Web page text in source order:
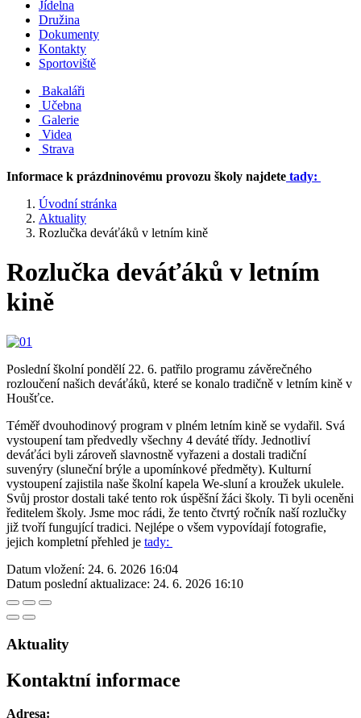
Jídelna
Družina
Dokumenty
Kontakty
Sportoviště
Bakaláři
Učebna
Galerie
Videa
Strava
Informace k prázdninovému provozu školy najdete tady:
Úvodní stránka
Aktuality
Rozlučka deváťáků v letním kině
Rozlučka deváťáků v letním
kině
Poslední školní pondělí 22. 6. patřilo programu závěrečného
rozloučení našich deváťáků, které se konalo tradičně v letním kině v
Houšťce.
Téměř dvouhodinový program v plném letním kině se vydařil. Svá
vystoupení tam předvedly všechny 4 deváté třídy. Jednotliví
deváťáci byli zároveň slavnostně vyřazeni a dostali tradiční
suvenýry (sluneční brýle a upomínkové předměty). Kulturní
vystoupení zajistila naše školní kapela We-sluní a kroužek ukulele.
Svůj prostor dostali také tento rok úspěšní žáci školy. Ti byli oceněni
ředitelem školy. Jsme moc rádi, že tento čtvrtý ročník naší rozlučky
již tvoří fungující tradici. Nejlépe o všem vypovídají fotografie,
jejich kompletní přehled je tady:
Datum vložení: 24. 6. 2026 16:04
Datum poslední aktualizace: 24. 6. 2026 16:10
Aktuality
Kontaktní informace
Adresa: